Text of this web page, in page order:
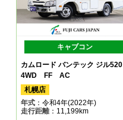
キャブコン
カムロード バンテック ジル520
4WD FF AC
札幌店
年式 ：令和4年(2022年)
走行距離：11,199km